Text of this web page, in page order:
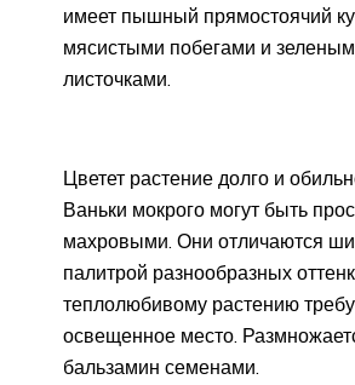
имеет пышный прямостоячий
мясистыми побегами и
листочками.
Цветет растение долго и
Ваньки мокрого могут быть
махровыми. Они отличаются
палитрой разнообразных
теплолюбивому растению
освещенное место.
бальзамин семенами.